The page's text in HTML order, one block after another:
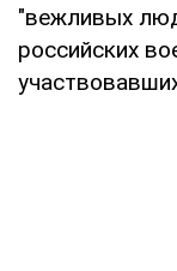
"вежливых
российских